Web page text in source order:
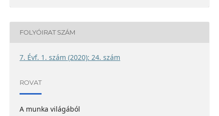
FOLYÓIRAT SZÁM
7. Évf. 1. szám (2020): 24. szám
ROVAT
A munka világából